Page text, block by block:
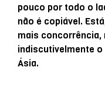
pouco por todo o
não é copiável.
mais concorrência,
indiscutivelmente
Ásia.